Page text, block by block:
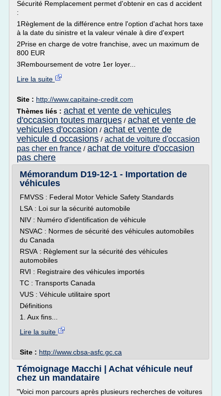
Sécurité Remplacement permet d'obtenir en cas d accident
:
1Règlement de la différence entre l'option d'achat hors taxe
à la date du sinistre et la valeur vénale à dire d'expert
2Prise en charge de votre franchise, avec un maximum de
800 EUR
3Remboursement de votre 1er loyer...
Lire la suite
Site : http://www.capitaine-credit.com
Thèmes liés : achat et vente de vehicules
d'occasion toutes marques / achat et vente de
vehicules d'occasion / achat et vente de
vehicule d occasions / achat de voiture d'occasion
pas cher en france / achat de voiture d'occasion
pas chere
Mémorandum D19-12-1 - Importation de
véhicules
FMVSS : Federal Motor Vehicle Safety Standards
LSA : Loi sur la sécurité automobile
NIV : Numéro d'identification de véhicule
NSVAC : Normes de sécurité des véhicules automobiles
du Canada
RSVA : Règlement sur la sécurité des véhicules
automobiles
RVI : Registraire des véhicules importés
TC : Transports Canada
VUS : Véhicule utilitaire sport
Définitions
1. Aux fins...
Lire la suite
Site : http://www.cbsa-asfc.gc.ca
Témoignage Macchi | Achat véhicule neuf
chez un mandataire
"Voici mon parcours après plusieurs recherches de voitures